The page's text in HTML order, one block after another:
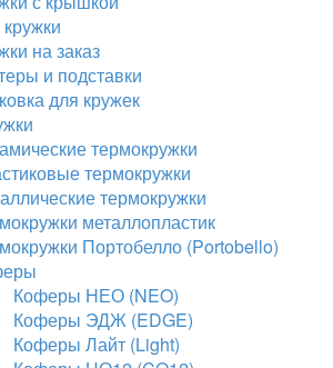
на заказ
и подставки
для кружек
термокружки
термокружки
термокружки
металлопластик
Портобелло (Portobello)
Коферы НЕО (NEO)
Коферы ЭДЖ (EDGE)
Коферы Лайт (Light)